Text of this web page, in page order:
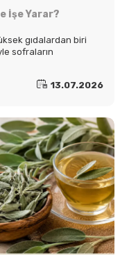
İşe Yarar?
gıdalardan biri
sofraların
13.07.2026